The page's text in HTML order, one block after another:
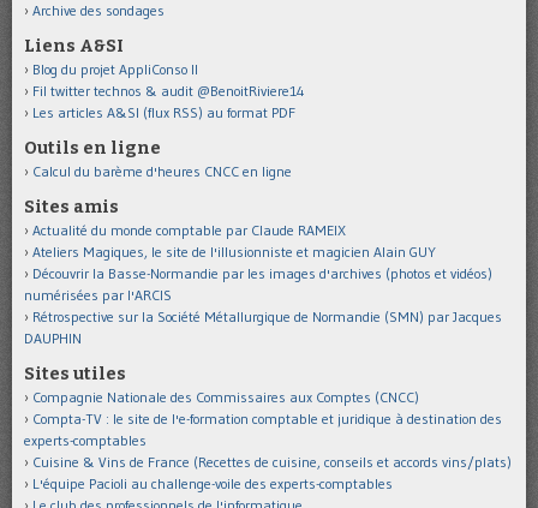
Archive des sondages
Liens A&SI
Blog du projet AppliConso II
Fil twitter technos & audit @BenoitRiviere14
Les articles A&SI (flux RSS) au format PDF
Outils en ligne
Calcul du barème d'heures CNCC en ligne
Sites amis
Actualité du monde comptable par Claude RAMEIX
Ateliers Magiques, le site de l'illusionniste et magicien Alain GUY
Découvrir la Basse-Normandie par les images d'archives (photos et vidéos)
numérisées par l'ARCIS
Rétrospective sur la Société Métallurgique de Normandie (SMN) par Jacques
DAUPHIN
Sites utiles
Compagnie Nationale des Commissaires aux Comptes (CNCC)
Compta-TV : le site de l'e-formation comptable et juridique à destination des
experts-comptables
Cuisine & Vins de France (Recettes de cuisine, conseils et accords vins/plats)
L'équipe Pacioli au challenge-voile des experts-comptables